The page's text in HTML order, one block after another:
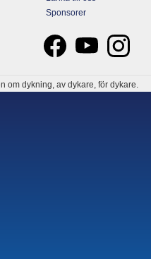
Sponsorer
om dykning, av dykare, för dykare.